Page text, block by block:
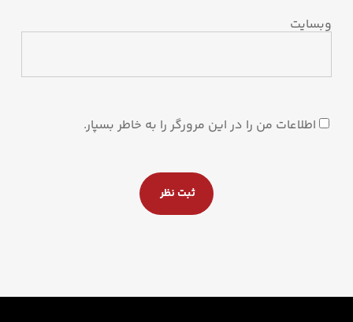
وبسایت
اطلاعات من را در این مرورگر را به خاطر بسپار.